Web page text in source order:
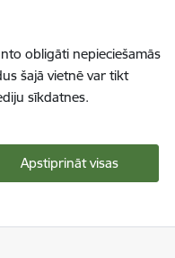
obligāti nepieciešamās
šajā vietnē var tikt
sīkdatnes.
Apstiprināt visas